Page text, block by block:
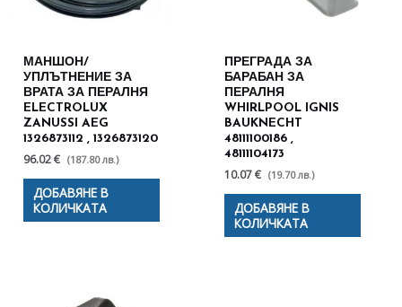
МАНШОН/
УПЛЪТНЕНИЕ ЗА
ВРАТА ЗА ПЕРАЛНЯ
ELECTROLUX
ZANUSSI AEG
1326873112 , 1326873120
96.02 € (187.80 лв.)
ДОБАВЯНЕ В
КОЛИЧКАТА
ПРЕГРАДА ЗА
БАРАБАН ЗА
ПЕРАЛНЯ
WHIRLPOOL IGNIS
BAUKNECHT
48111100186 ,
48111104173
10.07 € (19.70 лв.)
ДОБАВЯНЕ В
КОЛИЧКАТА